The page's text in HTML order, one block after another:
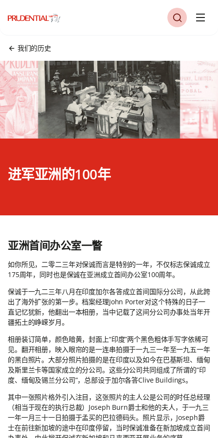
我们的历史
进军亚洲的100年
亚洲首间办公室一瞥
如你所见，二零二三年对保诚而言是特别的一年，不仅标志保诚成立
175周年，同时也是保诚在亚洲成立首间办公室100周年。
保诚于一九二三年八月在印度加尔各答成立首间国际分公司，从此跨
出了海外扩张的第一步。档案经理John Porter对这个特殊的日子一
直记忆犹新，他翻出一本相册，当中记载了这间分公司办事处当年开
疆拓土的峥嵘岁月。
相册装订简单，颜色暗黄，封面上“印度”两个黑色粗体手写字依稀可
见。翻开相册，映入眼帘的是一连串拍摄于一九三一年至一九五一年
的黑白照片。大部分照片拍摄的是在印度以及如今在巴基斯坦、缅甸
及斯里兰卡等国家成立的分公司。这些分公司共同组成了所谓的“印
度、缅甸及锡兰分公司”，总部设于加尔各答Clive Buildings。
其中一张照片格外引入注目，这张照片的主人公是公司的时任总经理
（相当于现在的执行总裁）Joseph Burn爵士和他的夫人，于一九三
一年一月三十一日拍摄于孟买的巴拉德码头。照片显示，Joseph爵
士在前往新加坡的途中在印度停留，当时保诚准备在新加坡成立首间